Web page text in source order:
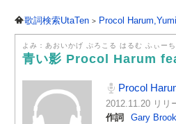
歌詞検索UtaTen Procol
よみ：あおいかげ ぷろこる はるむ ふぃー
青い影 Procol Harum
Procol
2012.11.20 リリ
作詞
Gary